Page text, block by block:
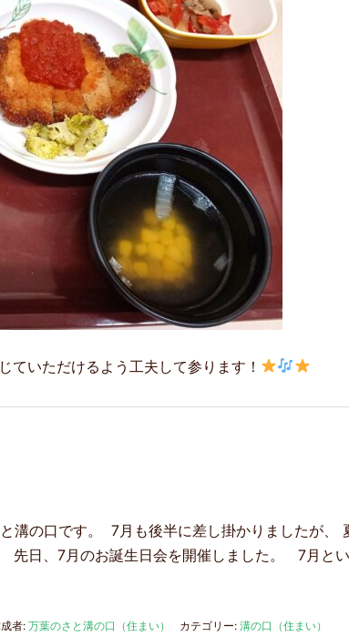
ていただけるよう工夫して参ります！
溝の口です。 7月も後半に差し掛かりましたが、
先日、7月のお誕生日会を開催しました。 7月と
者: 万葉のさと溝の口（住まい） カテゴリー: 溝の口（住まい）